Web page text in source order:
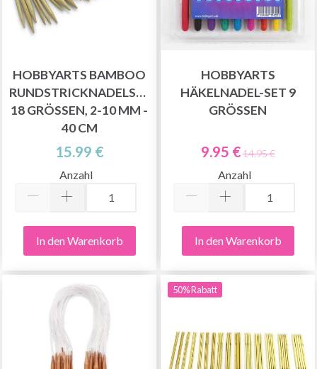
HOBBYARTS BAMBOO
RUNDSTRICKNADELSET,
18 GRÖSSEN, 2-10 MM - 4
0 CM
15.99 €
Anzahl
In den Warenkorb
HOBBYARTS
HÄKELNADEL-SET 9
GRÖSSEN
9.95 €14.95 €
Anzahl
In den Warenkorb
50% Rabatt